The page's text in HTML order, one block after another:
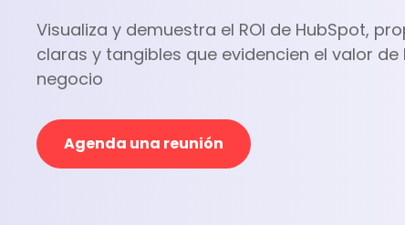
Visualiza y demuestra el ROI de HubSpot,
claras y tangibles que evidencien el valor
negocio
Agenda una reunión